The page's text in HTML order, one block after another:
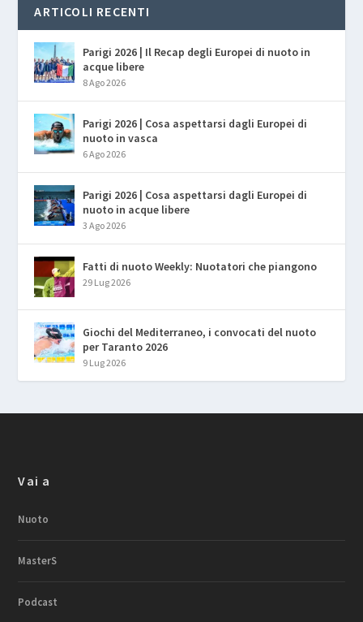
ARTICOLI RECENTI
Parigi 2026 | Il Recap degli Europei di nuoto in
acque libere
8 Ago 2026
Parigi 2026 | Cosa aspettarsi dagli Europei di
nuoto in vasca
6 Ago 2026
Parigi 2026 | Cosa aspettarsi dagli Europei di
nuoto in acque libere
3 Ago 2026
Fatti di nuoto Weekly: Nuotatori che piangono
29 Lug 2026
Giochi del Mediterraneo, i convocati del nuoto
per Taranto 2026
9 Lug 2026
Vai a
Nuoto
MasterS
Podcast